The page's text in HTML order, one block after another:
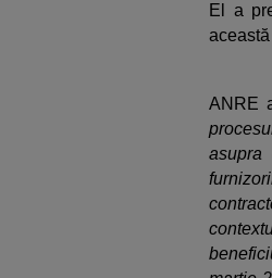
El a
ANRE
asupra